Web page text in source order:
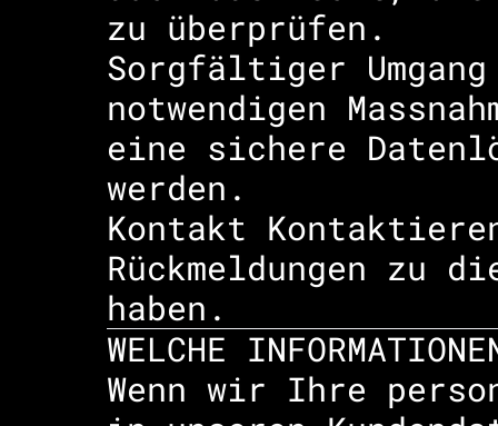
zu überprüfen.
Sorgfältiger
notwendigen
eine sichere
werden.
Kontakt
Rückmeldungen zu
haben.
WELCHE
Wenn wir Ihre